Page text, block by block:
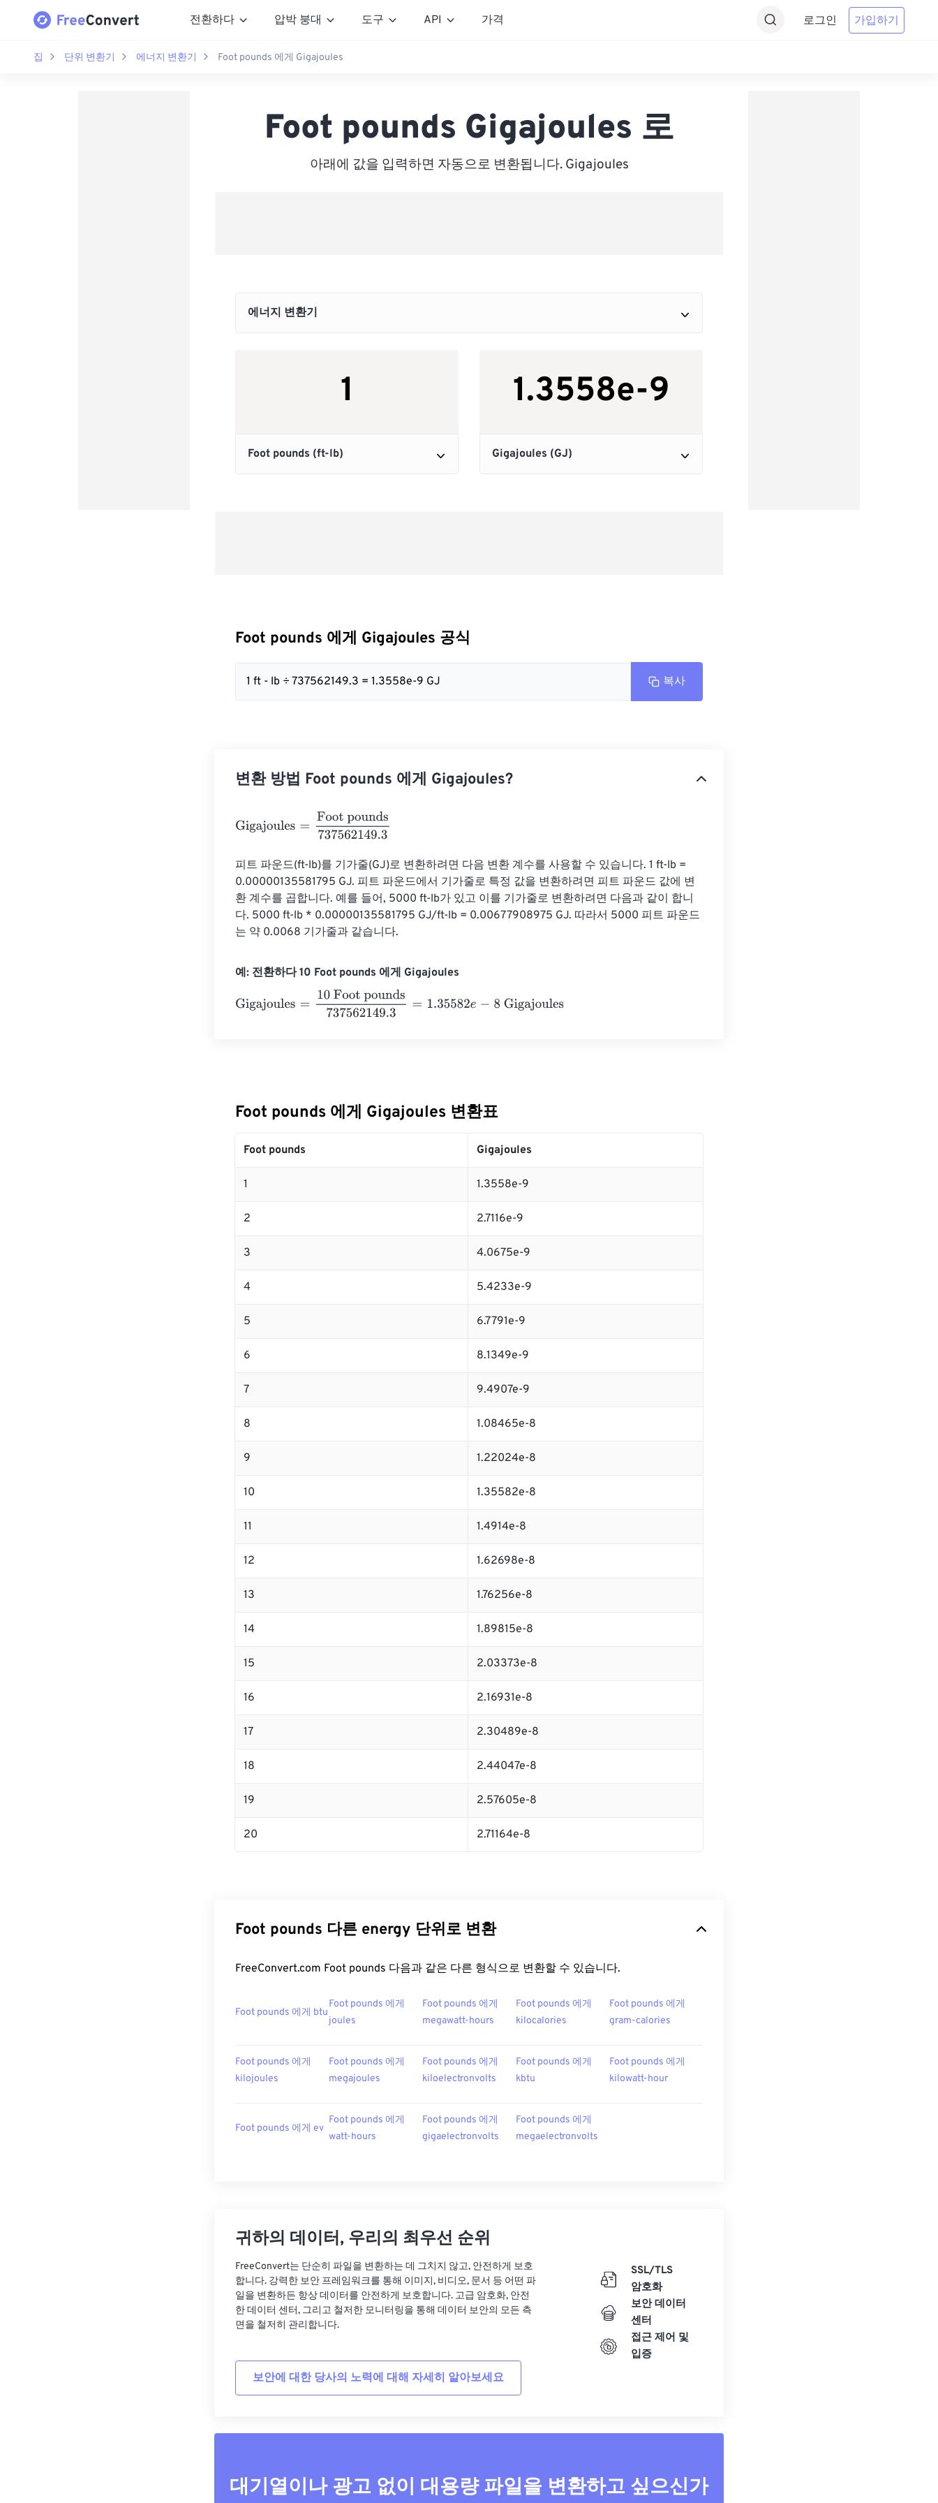
전환하다 압박 붕대 도구 API 가격 로그인 가입하기
집 단위 변환기 에너지 변환기 Foot pounds 에게 Gigajoules
Foot pounds Gigajoules 로
아래에 값을 입력하면 자동으로 변환됩니다. Gigajoules
Foot pounds 에게 Gigajoules 공식
1 ft - lb ÷ 737562149.3 = 1.3558e-9 GJ 복사
변환 방법 Foot pounds 에게 Gigajoules?
Gigajoules Foot pounds737562149.3
피트 파운드(ft-lb)를 기가줄(GJ)로 변환하려면 다음 변환 계수를 사용할 수 있습니다. 1 ft-lb =
0.00000135581795 GJ. 피트 파운드에서 기가줄로 특정 값을 변환하려면 피트 파운드 값에 변
환 계수를 곱합니다. 예를 들어, 5000 ft-lb가 있고 이를 기가줄로 변환하려면 다음과 같이 합니
다. 5000 ft-lb * 0.00000135581795 GJ/ft-lb = 0.00677908975 GJ. 따라서 5000 피트 파운드
는 약 0.0068 기가줄과 같습니다.
예: 전환하다 10 Foot pounds 에게 Gigajoules
Gigajoules
10 Foot pounds737562149.3 =1.35582 -8 Gigajoules
Foot pounds 에게 Gigajoules 변환표
Foot pounds Gigajoules
1 1.3558e-9
2 2.7116e-9
3 4.0675e-9
4 5.4233e-9
5 6.7791e-9
6 8.1349e-9
7 9.4907e-9
8 1.08465e-8
9 1.22024e-8
10 1.35582e-8
11 1.4914e-8
12 1.62698e-8
13 1.76256e-8
14 1.89815e-8
15 2.03373e-8
16 2.16931e-8
17 2.30489e-8
18 2.44047e-8
19 2.57605e-8
20 2.71164e-8
Foot pounds 다른 energy 단위로 변환
FreeConvert.com Foot pounds 다음과 같은 다른 형식으로 변환할 수 있습니다.
Foot pounds 에게 btu
Foot pounds 에게
joules
Foot pounds 에게
megawatt-hours
Foot pounds 에게
kilocalories
Foot pounds 에게
gram-calories
Foot pounds 에게
kilojoules
Foot pounds 에게
megajoules
Foot pounds 에게
kiloelectronvolts
Foot pounds 에게
kbtu
Foot pounds 에게
kilowatt-hour
Foot pounds 에게 ev
Foot pounds 에게
watt-hours
Foot pounds 에게
gigaelectronvolts
Foot pounds 에게
megaelectronvolts
귀하의 데이터, 우리의 최우선 순위
FreeConvert는 단순히 파일을 변환하는 데 그치지 않고, 안전하게 보호
합니다. 강력한 보안 프레임워크를 통해 이미지, 비디오, 문서 등 어떤 파
일을 변환하든 항상 데이터를 안전하게 보호합니다. 고급 암호화, 안전
한 데이터 센터, 그리고 철저한 모니터링을 통해 데이터 보안의 모든 측
면을 철저히 관리합니다.
보안에 대한 당사의 노력에 대해 자세히 알아보세요
SSL/TLS
암호화
보안 데이터
센터
접근 제어 및
입증
대기열이나 광고 없이 대용량 파일을 변환하고 싶으신가